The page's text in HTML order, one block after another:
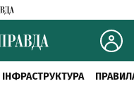
ІНФРАСТРУКТУРА